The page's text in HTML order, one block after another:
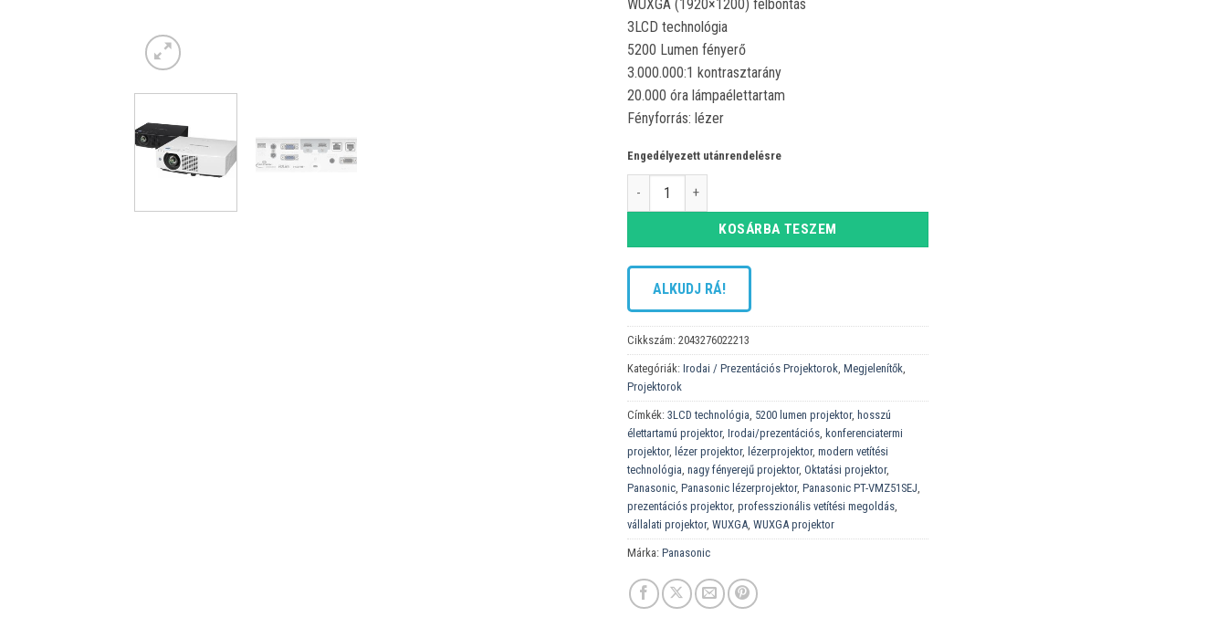
WUXGA (1920×1200) felbontás
3LCD technológia
5200 Lumen fényerő
3.000.000:1 kontrasztarány
20.000 óra lámpaélettartam
Fényforrás: lézer
Engedélyezett utánrendelésre
Panasonic PT-VMZ51SEJ projektor mennyiség
KOSÁRBA TESZEM
ALKUDJ RÁ!
Cikkszám: 2043276022213
Kategóriák: Irodai / Prezentációs Projektorok, Megjelenítők,
Projektorok
Címkék: 3LCD technológia, 5200 lumen projektor, hosszú
élettartamú projektor, Irodai/prezentációs, konferenciatermi
projektor, lézer projektor, lézerprojektor, modern vetítési
technológia, nagy fényerejű projektor, Oktatási projektor,
Panasonic, Panasonic lézerprojektor, Panasonic PT-VMZ51SEJ,
prezentációs projektor, professzionális vetítési megoldás,
vállalati projektor, WUXGA, WUXGA projektor
Márka: Panasonic